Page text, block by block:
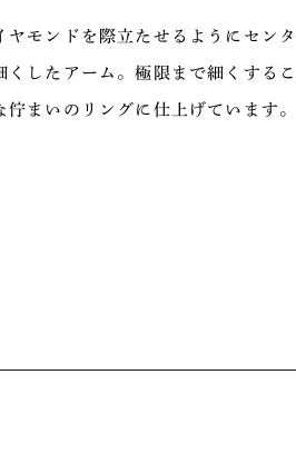
ヤモンドを際立たせるようにセン
くしたアーム。極限まで細くする
佇まいのリングに仕上げています。